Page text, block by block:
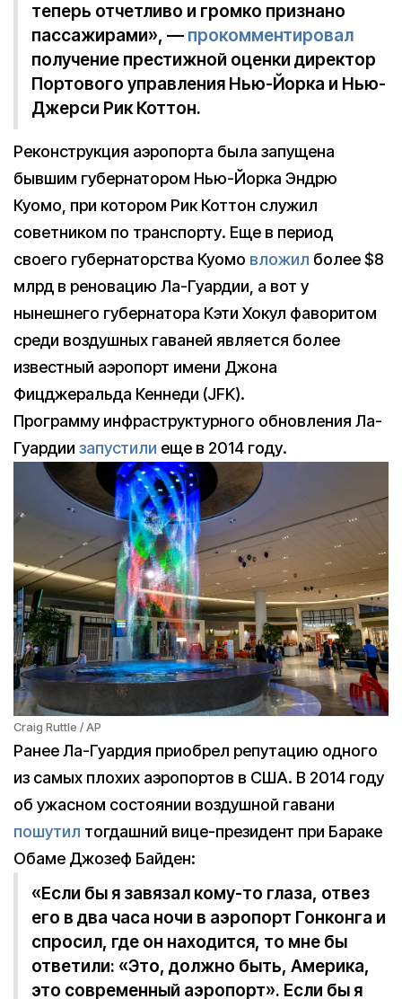
теперь отчетливо и громко признано
пассажирами», — прокомментировал
получение престижной оценки директор
Портового управления Нью-Йорка и Нью-
Джерси Рик Коттон.
Реконструкция аэропорта была запущена
бывшим губернатором Нью-Йорка Эндрю
Куомо, при котором Рик Коттон служил
советником по транспорту. Еще в период
своего губернаторства Куомо вложил более $8
млрд в реновацию Ла-Гуардии, а вот у
нынешнего губернатора Кэти Хокул фаворитом
среди воздушных гаваней является более
известный аэропорт имени Джона
Фицджеральда Кеннеди (JFK).
Программу инфраструктурного обновления Ла-
Гуардии запустили еще в 2014 году.
Craig Ruttle / AP
Ранее Ла-Гуардия приобрел репутацию одного
из самых плохих аэропортов в США. В 2014 году
об ужасном состоянии воздушной гавани
пошутил тогдашний вице-президент при Бараке
Обаме Джозеф Байден:
«Если бы я завязал кому-то глаза, отвез
его в два часа ночи в аэропорт Гонконга и
спросил, где он находится, то мне бы
ответили: «Это, должно быть, Америка,
это современный аэропорт». Если бы я